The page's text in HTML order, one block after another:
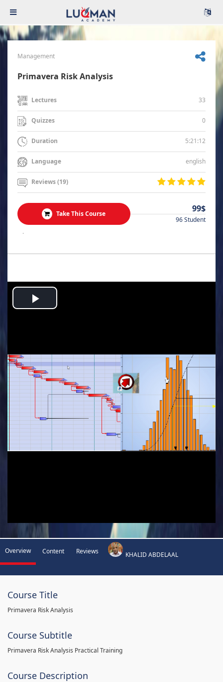
Management
Primavera Risk Analysis
Lectures 33
Quizzes 0
Duration 5:21:12
Language english
Reviews (19)
Take This Course 99$
96 Student
.
Play
Overview Content Reviews KHALID ABDELAAL
Course Title
Primavera Risk Analysis
Course Subtitle
Primavera Risk Analysis Practical Training
Course Description